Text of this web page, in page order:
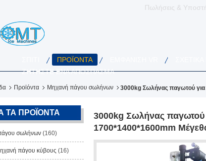
Πωλήσεις &
ΠΡΟΪΌΝΤΑ
ΖΗΤΉΣΤΕ ΈΝΑ ΑΠΌΣΠΑΣΜΑ
Προϊόντα Μηχανή πάγου σωλήνων 3000kg Σωλήνας παγωτού για
ΤΑ ΠΡΟΪΌΝΤΑ
σωλήνων (160)
πάγου κύβους (16)
3000kg Σωλήνας παγωτού
1700*1400*1600mm